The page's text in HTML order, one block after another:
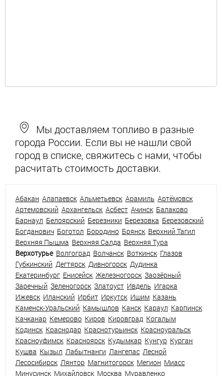
Мы доставляем топливо в разные
города России. Если вы не нашли свой
город в списке, свяжитесь с нами, чтобы
расчитать стоимость доставки.
Абакан Алапаевск Альметьевск Арамиль Артёмовск
Артемовский Архангельск Асбест Ачинск Балаково
Барнаул Белоярский Березники Березовка Березовский
Богданович Боготол Бородино Брянск Верхний Тагил
Верхняя Пышма Верхняя Салда Верхняя Тура
Верхотурье Волгоград Волчанск Воткинск Глазов
Губкинский Дегтярск Дивногорск Дудинка
Екатеринбург Енисейск Железногорск Заозёрный
Заречный Зеленогорск Златоуст Ивдель Игарка
Ижевск Иланский Ирбит Иркутск Ишим Казань
Каменск-Уральский Камышлов Канск Караул Карпинск
Качканар Кемерово Киров Кировград Когалым
Кодинск Краснодар Краснотурьинск Красноуральск
Красноуфимск Красноярск Кудымкар Кунгур Курган
Кушва Кызыл Лабытнанги Лангепас Лесной
Лесосибирск Лянтор Магнитогорск Мегион Миасс
Минусинск Михайловск Москва Муравленко